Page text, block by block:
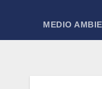
MEDIO